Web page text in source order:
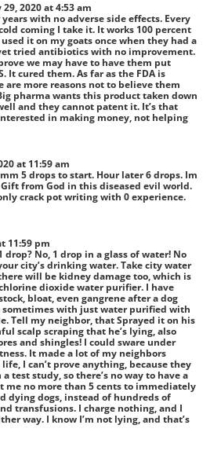
2020 at 4:53 am
with no adverse side effects. Every
coming I take it. It works 100 percent
it on my goats once when they had a
tried antibiotics with no improvement.
we may have to have them put
It cured them. As far as the FDA is
are more reasons not to believe them
pharma wants this product taken down
and they cannot patent it. It’s that
in making money, not helping
at 11:59 am
5 drops to start. Hour later 6 drops. Im
from God in this diseased evil world.
crack pot writing with 0 experience.
11:59 pm
No, 1 drop in a glass of water! No
city’s drinking water. Take city water
will be kidney damage too, which is
dioxide water purifier. I have
bloat, even gangrene after a dog
sometimes with just water purified with
Tell my neighbor, that Sprayed it on his
scalp scraping that he’s lying, also
and shingles! I could sware under
It made a lot of my neighbors
I can’t prove anything, because they
test study, so there’s no way to have a
me no more than 5 cents to immediately
dying dogs, instead of hundreds of
transfusions. I charge nothing, and I
way. I know I’m not lying, and that’s